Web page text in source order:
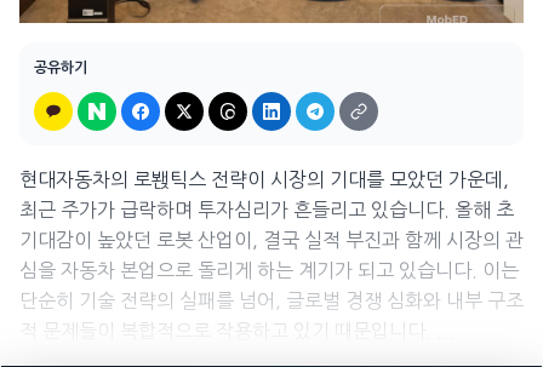
공유하기
현대자동차의 로봱틱스 전략이 시장의 기대를 모았던 가운데,
최근 주가가 급락하며 투자심리가 흔들리고 있습니다. 올해 초
기대감이 높았던 로봇 산업이, 결국 실적 부진과 함께 시장의 관
심을 자동차 본업으로 돌리게 하는 계기가 되고 있습니다. 이는
단순히 기술 전략의 실패를 넘어, 글로벌 경쟁 심화와 내부 구조
적 문제들이 복합적으로 작용하고 있기 때문입니다. ...